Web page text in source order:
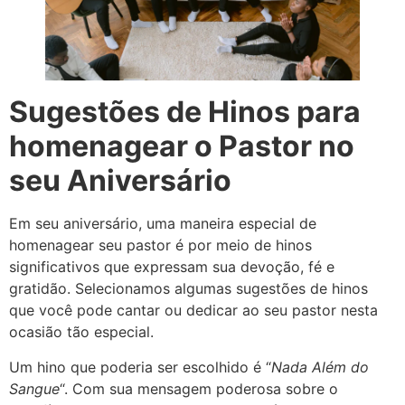
Sugestões de Hinos para
homenagear o Pastor no
seu Aniversário
Em seu aniversário, uma maneira especial de
homenagear seu pastor é por meio de hinos
significativos que expressam sua devoção, fé e
gratidão. Selecionamos algumas sugestões de hinos
que você pode cantar ou dedicar ao seu pastor nesta
ocasião tão especial.
Um hino que poderia ser escolhido é “Nada Além do
Sangue“. Com sua mensagem poderosa sobre o